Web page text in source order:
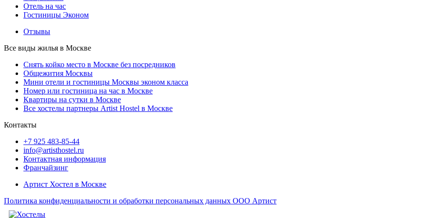
Отель на час
Гостиницы Эконом
Отзывы
Все виды жилья в Москве
Снять койко место в Москве без посредников
Общежития Москвы
Мини отели и гостиницы Москвы эконом класса
Номер или гостиница на час в Москве
Квартиры на сутки в Москве
Все хостелы партнеры Artist Hostel в Москве
Контакты
+7 925 483-85-44
info@artisthostel.ru
Контактная информация
Франчайзинг
Артист Хостел в Москве
Политика конфиденциальности и обработки персональных данных ООО Артист